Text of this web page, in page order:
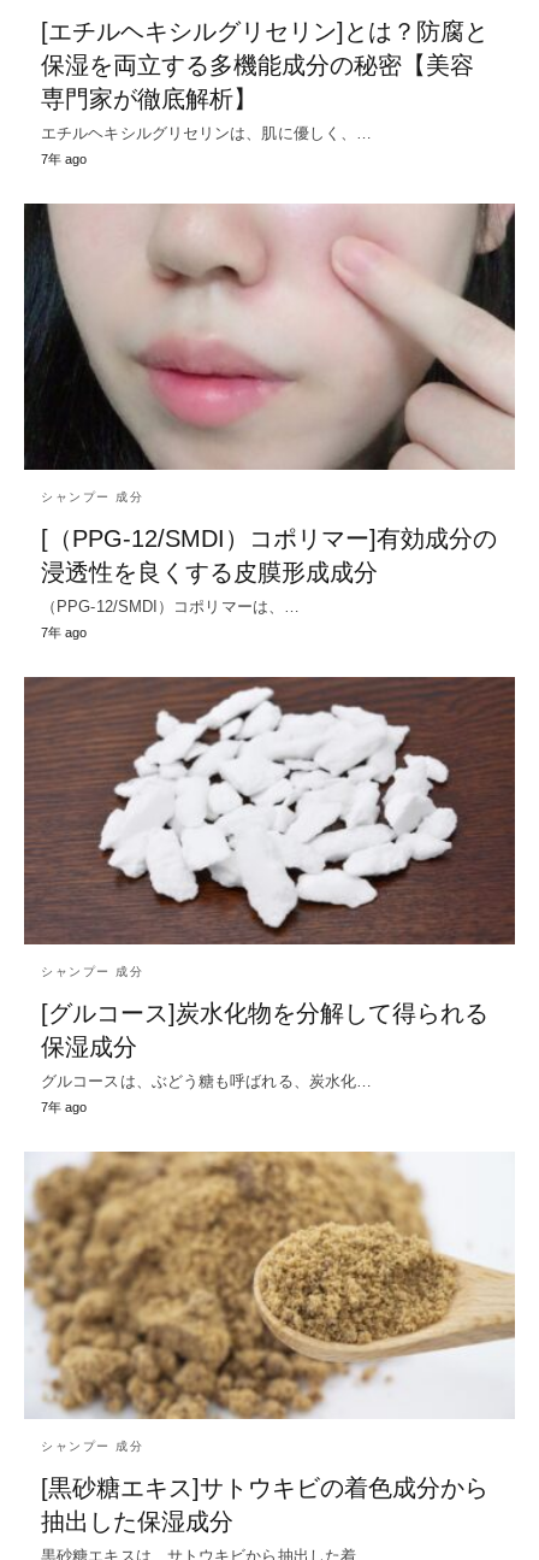
[エチルヘキシルグリセリン]とは？防腐と
保湿を両立する多機能成分の秘密【美容
専門家が徹底解析】
エチルヘキシルグリセリンは、肌に優しく、…
7年 ago
シャンプー 成分
[（PPG-12/SMDI）コポリマー]有効成分の
浸透性を良くする皮膜形成成分
（PPG-12/SMDI）コポリマーは、…
7年 ago
シャンプー 成分
[グルコース]炭水化物を分解して得られる
保湿成分
グルコースは、ぶどう糖も呼ばれる、炭水化…
7年 ago
シャンプー 成分
[黒砂糖エキス]サトウキビの着色成分から
抽出した保湿成分
黒砂糖エキスは、サトウキビから抽出した着…